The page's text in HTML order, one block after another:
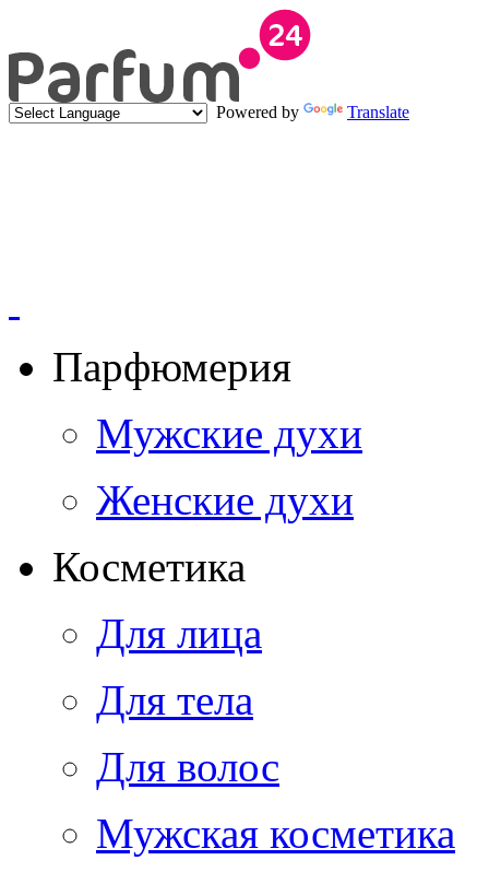
Powered by Translate
Парфюмерия
Мужские духи
Женские духи
Косметика
Для лица
Для тела
Для волос
Мужская косметика